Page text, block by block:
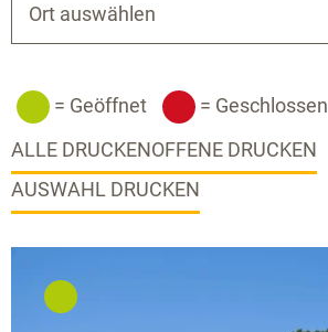
Ort auswählen
= Geöffnet
= Geschlossen
ALLE DRUCKENOFFENE DRUCKEN
AUSWAHL DRUCKEN